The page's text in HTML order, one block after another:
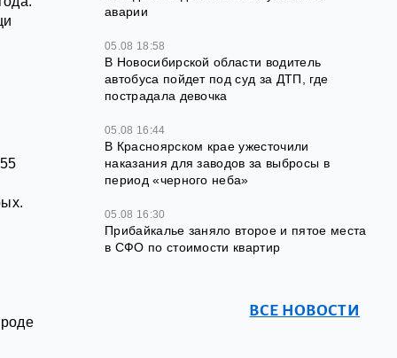
аварии
05.08 18:58
В Новосибирской области водитель
автобуса пойдет под суд за ДТП, где
пострадала девочка
05.08 16:44
В Красноярском крае ужесточили
наказания для заводов за выбросы в
период «черного неба»
05.08 16:30
Прибайкалье заняло второе и пятое места
в СФО по стоимости квартир
ВСЕ НОВОСТИ